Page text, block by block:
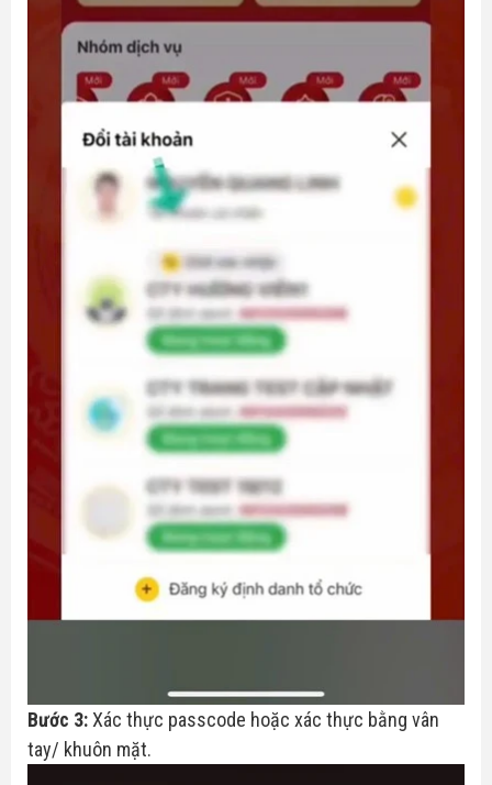
Bước 3: Xác thực passcode hoặc xác thực bằng vân
tay/ khuôn mặt.